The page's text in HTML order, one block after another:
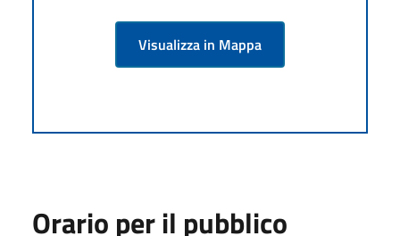
Visualizza in Mappa
Orario per il pubblico